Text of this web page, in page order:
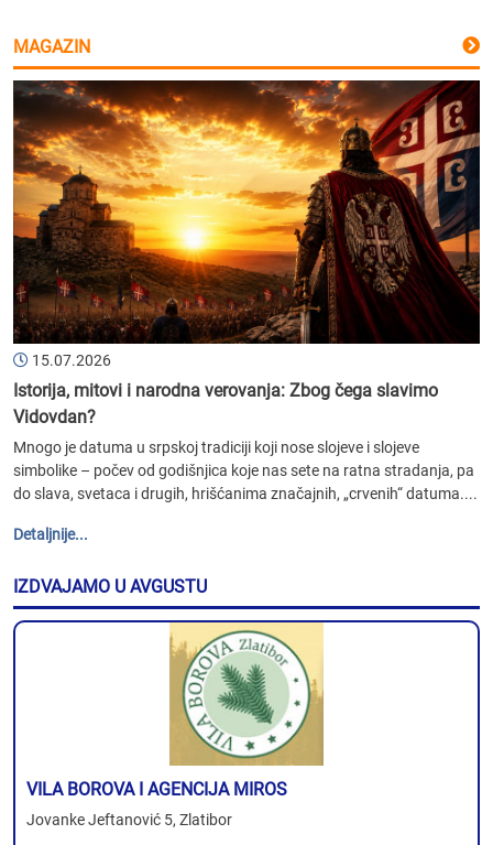
MAGAZIN
15.07.2026
Istorija, mitovi i narodna verovanja: Zbog čega slavimo
Vidovdan?
Mnogo je datuma u srpskoj tradiciji koji nose slojeve i slojeve
simbolike – počev od godišnjica koje nas sete na ratna stradanja, pa
do slava, svetaca i drugih, hrišćanima značajnih, „crvenih“ datuma....
Detaljnije...
IZDVAJAMO U AVGUSTU
VILA BOROVA I AGENCIJA MIROS
Jovanke Jeftanović 5, Zlatibor